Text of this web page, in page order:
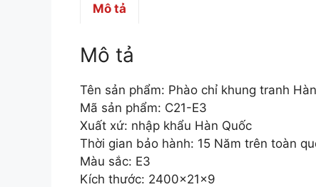
Mô tả
Mô tả
Tên sản phẩm: Phào chỉ khung tranh
Mã sản phẩm: C21-E3
Xuất xứ: nhập khẩu Hàn Quốc
Thời gian bảo hành: 15 Năm trên toàn
Màu sắc: E3
Kích thước: 2400x21x9